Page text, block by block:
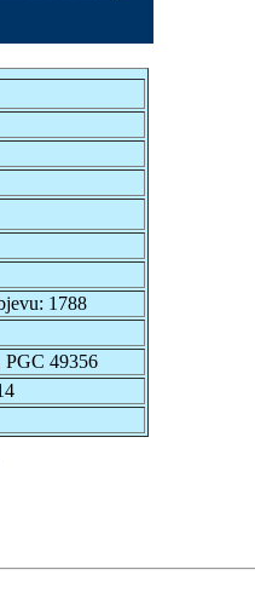
1788
49356